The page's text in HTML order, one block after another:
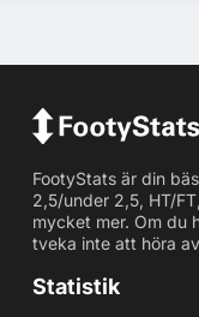
FootyStats är din
2,5/under 2,5, HT/
mycket mer. Om du
tveka inte att höra
Statistik